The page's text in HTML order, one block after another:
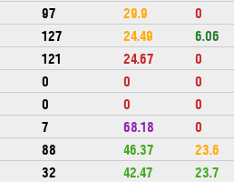
97 29.9 0
127 24.49 6.06
121 24.67 0
0 0 0
0 0 0
7 68.18 0
88 46.37 23.6
32 42.47 23.7